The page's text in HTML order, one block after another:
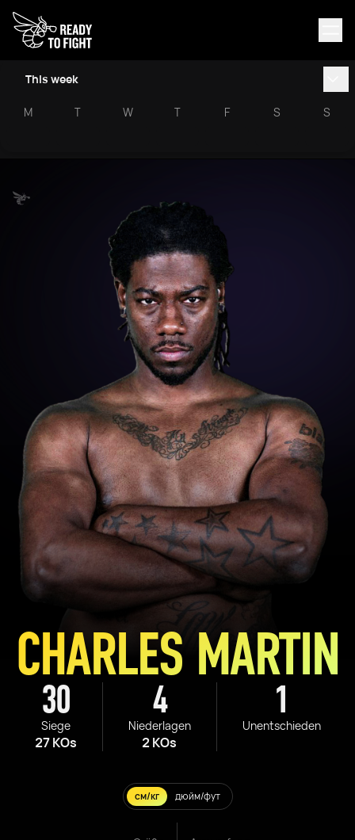
This week
M T W T F S S
30
Siege
27 KOs
4
Niederlagen
2 KOs
1
Unentschieden
CHARLES MARTIN
см/кг дюйм/фут